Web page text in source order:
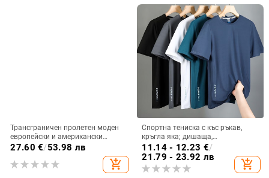
Трансграничен пролетен моден
европейски и американски
мъжки топ с 6 копчета, 3D
фабричен аутлет
27.60 €/53.98 лв
add_shopping_cart
Спортна тениска с къс ръкав,
кръгла яка; дишаща,
бързосъхнеща полиестрова
тъкан (96% полиестер);
влагоотводяща, охлаждаща,
издръжлива; геометричен принт;
11.14 - 12.23 €/
21.79 - 23.92 лв
add_shopping_cart